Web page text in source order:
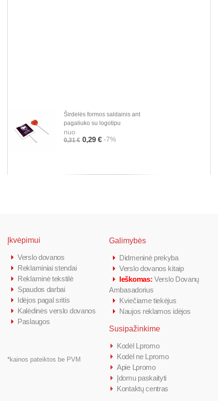
Širdelės formos saldainis ant
pagaliuko su logotipu
nuo
0,31 € 0,29 € -7%
Įkvėpimui
Verslo dovanos
Reklaminiai stendai
Reklaminė tekstilė
Spaudos darbai
Idėjos pagal sritis
Kalėdinės verslo dovanos
Paslaugos
*kainos pateiktos be PVM
Galimybės
Didmeninė prekyba
Verslo dovanos kitaip
Ieškomas: Verslo Dovanų
Ambasadorius
Kviečiame tiekėjus
Naujos reklamos idėjos
Susipažinkime
Kodėl Lpromo
Kodėl ne Lpromo
Apie Lpromo
Įdomu paskaityti
Kontaktų centras